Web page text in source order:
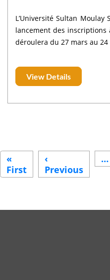
L’Université Sultan
lancement des inscriptions
déroulera du 27 mars au 24
View Details
Pagination
«
First First
page
‹
Previous
page
…